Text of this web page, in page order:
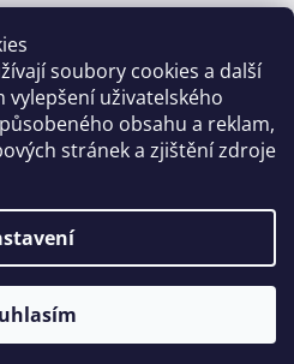
soubory cookies a další
vylepšení uživatelského
obsahu a reklam,
stránek a zjištění zdroje
rool.cz
Shoptet
- ROOL